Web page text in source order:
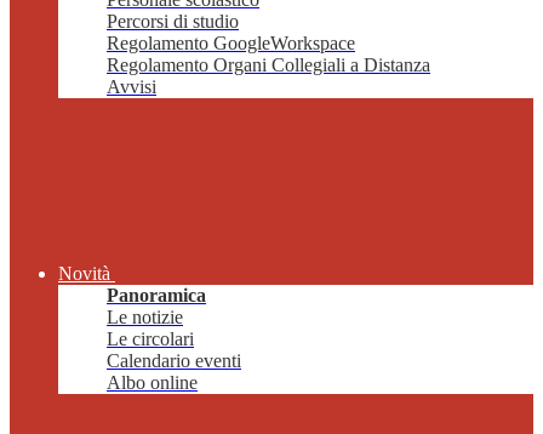
Percorsi di studio
Regolamento GoogleWorkspace
Regolamento Organi Collegiali a Distanza
Avvisi
Novità
Panoramica
Le notizie
Le circolari
Calendario eventi
Albo online